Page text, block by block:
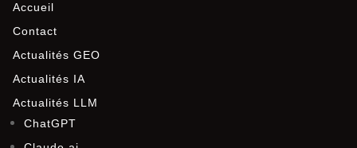
Accueil
Contact
Actualités GEO
Actualités IA
Actualités LLM
ChatGPT